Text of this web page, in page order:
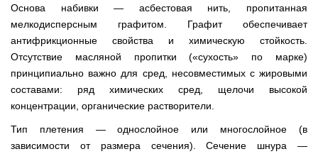
Основа набивки — асбестовая нить, пропитанная
мелкодисперсным графитом. Графит обеспечивает
антифрикционные свойства и химическую стойкость.
Отсутствие масляной пропитки («сухость» по марке)
принципиально важно для сред, несовместимых с жировыми
составами: ряд химических сред, щелочи высокой
концентрации, органические растворители.
Тип плетения — однослойное или многослойное (в
зависимости от размера сечения). Сечение шнура —